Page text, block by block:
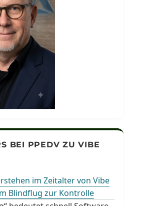
BEI PPEDV ZU VIBE
im Zeitalter von Vibe
Blindflug zur Kontrolle